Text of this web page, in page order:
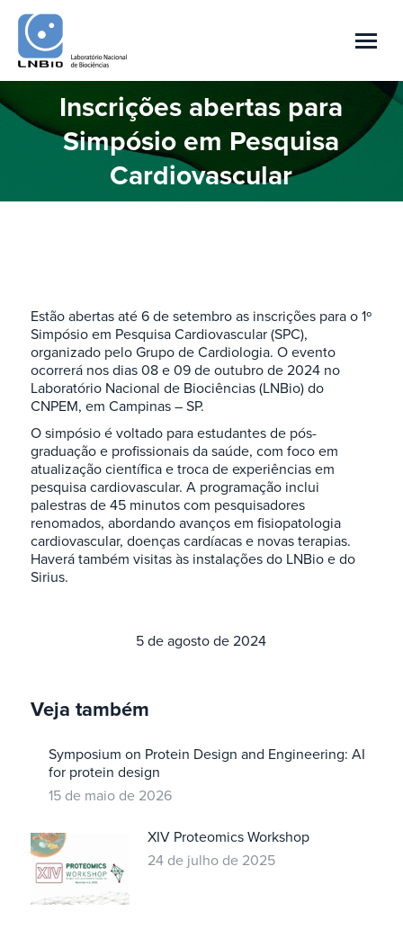
Inscrições abertas para
Simpósio em Pesquisa
Cardiovascular
Você está aqui:
Estão abertas até 6 de setembro as inscrições para o 1º
Simpósio em Pesquisa Cardiovascular (SPC),
organizado pelo Grupo de Cardiologia. O evento
ocorrerá nos dias 08 e 09 de outubro de 2024 no
Laboratório Nacional de Biociências (LNBio) do
CNPEM, em Campinas – SP.
O simpósio é voltado para estudantes de pós-
graduação e profissionais da saúde, com foco em
atualização científica e troca de experiências em
pesquisa cardiovascular. A programação inclui
palestras de 45 minutos com pesquisadores
renomados, abordando avanços em fisiopatologia
cardiovascular, doenças cardíacas e novas terapias.
Haverá também visitas às instalações do LNBio e do
Sirius.
5 de agosto de 2024
Veja também
Symposium on Protein Design and Engineering: AI
for protein design
15 de maio de 2026
XIV Proteomics Workshop
24 de julho de 2025